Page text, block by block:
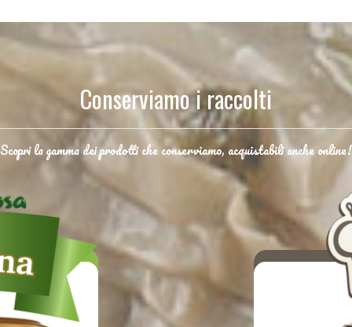
Conserviamo i raccolti
Scopri la gamma dei prodotti che conserviamo, acquistabili anche online!